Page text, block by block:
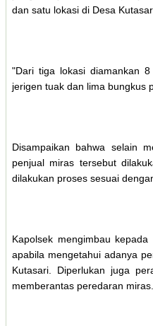
dan satu lokasi di Desa
"Dari tiga lokasi diamankan
jerigen tuak dan lima bungkus
Disampaikan bahwa selain
penjual miras tersebut
dilakukan proses sesuai
Kapolsek mengimbau
apabila mengetahui adanya
Kutasari. Diperlukan juga
memberantas peredaran miras.